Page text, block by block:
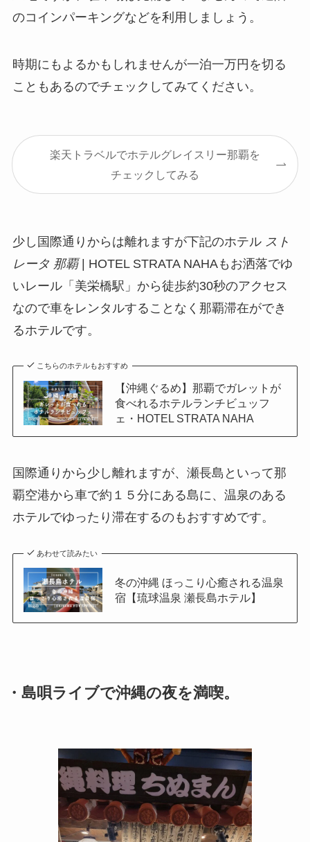
のコインパーキングなどを利用しましょう。
時期にもよるかもしれませんが一泊一万円を切る
こともあるのでチェックしてみてください。
楽天トラベルでホテルグレイスリー那覇を
チェックしてみる
少し国際通りからは離れますが下記のホテル スト
レータ 那覇| HOTEL STRATA NAHAもお洒落でゆ
いレール「美栄橋駅」から徒歩約30秒のアクセス
なので車をレンタルすることなく那覇滞在ができ
るホテルです。
こちらのホテルもおすすめ
【沖縄ぐるめ】那覇でガレットが
食べれるホテルランチビュッフ
ェ・HOTEL STRATA NAHA
国際通りから少し離れますが、瀬長島といって那
覇空港から車で約１５分にある島に、温泉のある
ホテルでゆったり滞在するのもおすすめです。
あわせて読みたい
冬の沖縄 ほっこり心癒される温泉
宿【琉球温泉 瀬長島ホテル】
・島唄ライブで沖縄の夜を満喫。